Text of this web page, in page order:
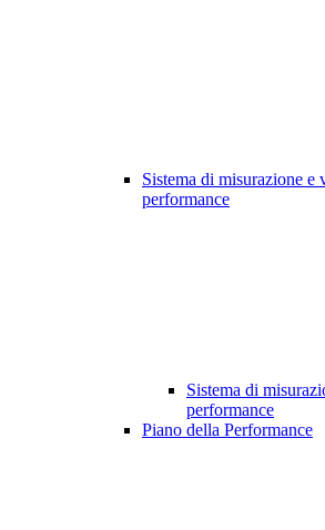
Sistema di misurazione e
performance
Sistema di
performance
Piano della Performance